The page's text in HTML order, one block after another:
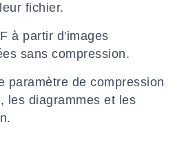
fichier.
à partir d'images
sans compression.
paramètre de compression
les diagrammes et les